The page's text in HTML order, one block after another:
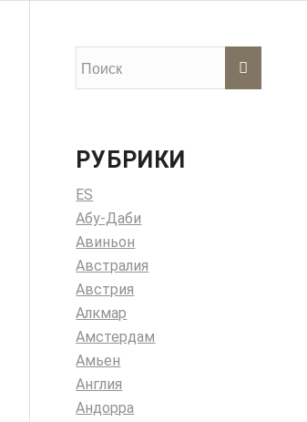
РУБРИКИ
ES
Абу-Даби
Авиньон
Австралия
Австрия
Алкмар
Амстердам
Амьен
Англия
Андорра